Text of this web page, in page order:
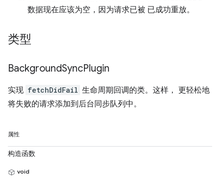
数据现在应该为空，因为请求已被 已成功重放。
类型
BackgroundSyncPlugin
实现 fetchDidFail 生命周期回调的类。这样， 更轻松地
将失败的请求添加到后台同步队列中。
属性
构造函数
void